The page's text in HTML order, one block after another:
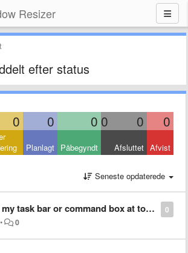
Resizer
efter status
0 0 0 0 0 0
Planlagt Påbegyndt Afsluttet Afvist
Seneste opdaterede
0
bar or command box at top of my screen_
• 0